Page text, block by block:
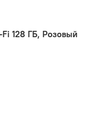
128 ГБ, Розовый